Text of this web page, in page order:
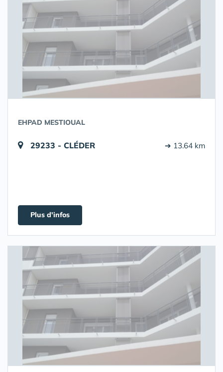
EHPAD MESTIOUAL
29233 - CLÉDER ➔ 13.64 km
Plus d'infos